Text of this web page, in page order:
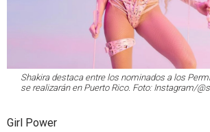
Shakira destaca entre los nominados a los
se realizarán en Puerto Rico. Foto: Instagram/
Girl Power